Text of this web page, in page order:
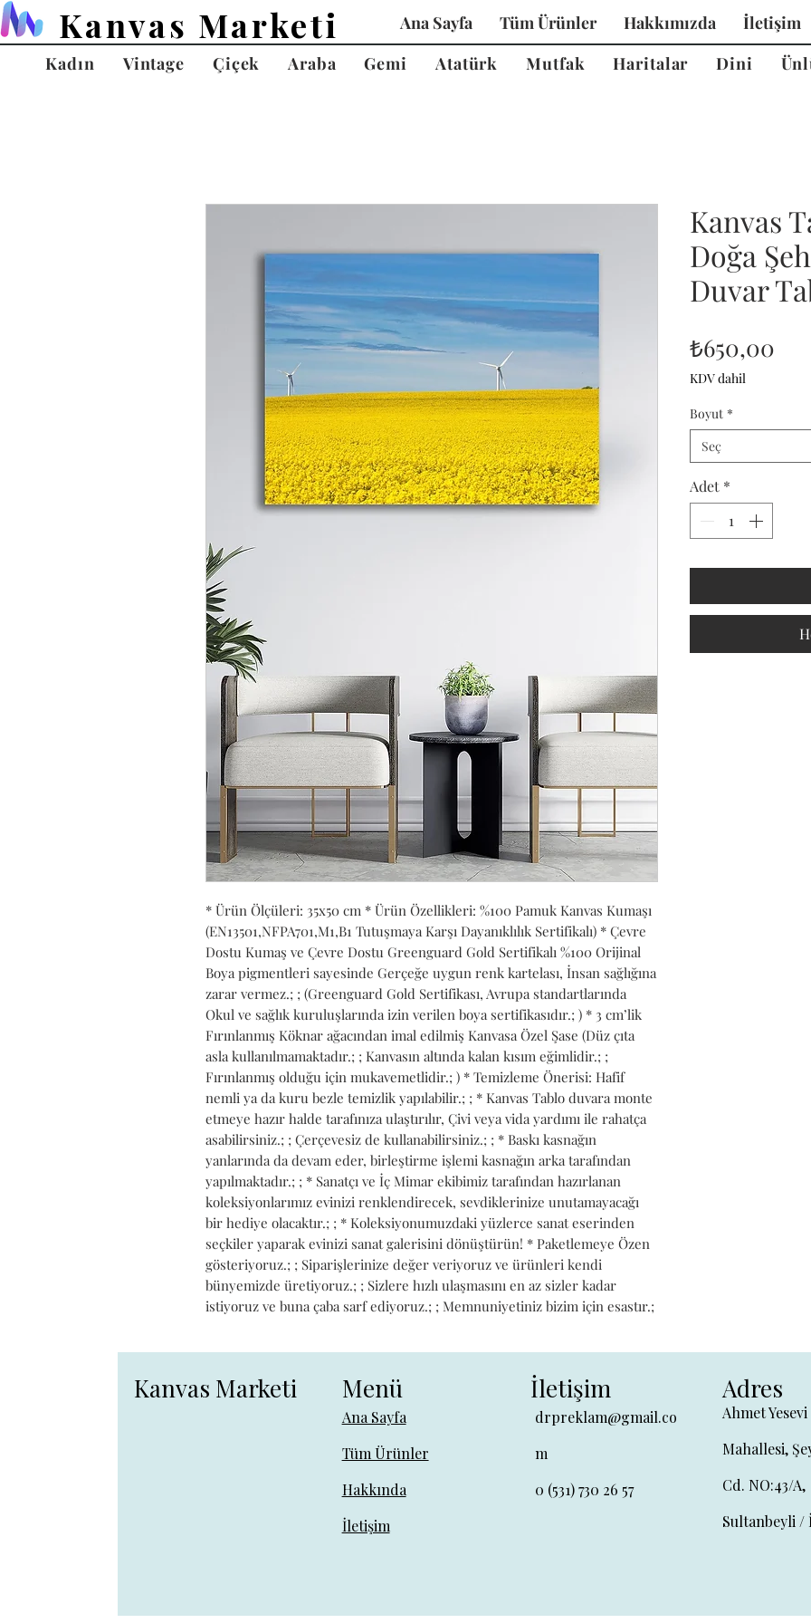
Kanvas Marketi Ana Sayfa Tüm Ürünler Hakkımızda İletişim
Kadın
Vintage Çiçek Araba Gemi Atatürk Mutfak Haritalar Dini
* Ürün Ölçüleri: 35x50 cm * Ürün Özellikleri: %100 Pamuk Kanvas Kumaşı
(EN13501,NFPA701,M1,B1 Tutuşmaya Karşı Dayanıklılık Sertifikalı) * Çevre
Dostu Kumaş ve Çevre Dostu Greenguard Gold Sertifikalı %100 Orijinal
Boya pigmentleri sayesinde Gerçeğe uygun renk kartelası, İnsan sağlığına
zarar vermez.; ; (Greenguard Gold Sertifikası, Avrupa standartlarında
Okul ve sağlık kuruluşlarında izin verilen boya sertifikasıdır.; ) * 3 cm’lik
Fırınlanmış Köknar ağacından imal edilmiş Kanvasa Özel Şase (Düz çıta
asla kullanılmamaktadır.; ; Kanvasın altında kalan kısım eğimlidir.; ;
Fırınlanmış olduğu için mukavemetlidir.; ) * Temizleme Önerisi: Hafif
nemli ya da kuru bezle temizlik yapılabilir.; ; * Kanvas Tablo duvara monte
etmeye hazır halde tarafınıza ulaştırılır, Çivi veya vida yardımı ile rahatça
asabilirsiniz.; ; Çerçevesiz de kullanabilirsiniz.; ; * Baskı kasnağın
yanlarında da devam eder, birleştirme işlemi kasnağın arka tarafından
yapılmaktadır.; ; * Sanatçı ve İç Mimar ekibimiz tarafından hazırlanan
koleksiyonlarımız evinizi renklendirecek, sevdiklerinize unutamayacağı
bir hediye olacaktır.; ; * Koleksiyonumuzdaki yüzlerce sanat eserinden
seçkiler yaparak evinizi sanat galerisini dönüştürün! * Paketlemeye Özen
gösteriyoruz.; ; Siparişlerinize değer veriyoruz ve ürünleri kendi
bünyemizde üretiyoruz.; ; Sizlere hızlı ulaşmasını en az sizler kadar
istiyoruz ve buna çaba sarf ediyoruz.; ; Memnuniyetiniz bizim için esastır.;
Kanvas
Doğa
Duvar
₺650,00
KDV dahil
Boyut *
Seç
Adet *
Kanvas Marketi Menü
Ana Sayfa
Tüm Ürünler
Hakkında
İletişim
İletişim
drpreklam@gmail.co
m
0 (531) 730 26 57
Adres
Ahmet Yesevi
Mahallesi,
Cd. NO:43/A,
Sultanbeyli /